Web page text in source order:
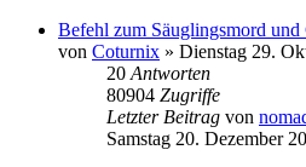
Befehl zum Säuglingsmord und
von Coturnix » Dienstag 29.
20 Antworten
80904 Zugriffe
Letzter Beitrag von
Samstag 20. Dezember